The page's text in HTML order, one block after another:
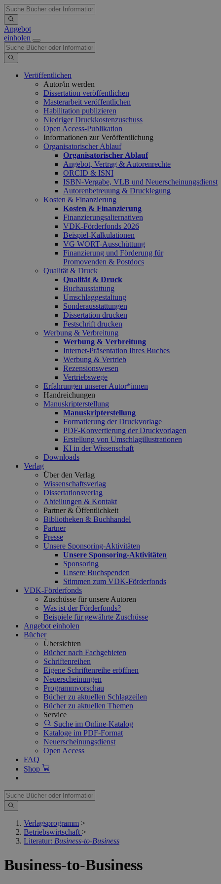
Angebot
einholen
Veröffentlichen
Autor/in werden
Dissertation veröffentlichen
Masterarbeit veröffentlichen
Habilitation publizieren
Niedriger Druckkostenzuschuss
Open Access-Publikation
Informationen zur Veröffentlichung
Organisatorischer Ablauf
Organisatorischer Ablauf
Angebot, Vertrag & Autorenrechte
ORCID & ISNI
ISBN-Vergabe, VLB und Neuerscheinungsdienst
Autorenbetreuung & Drucklegung
Kosten & Finanzierung
Kosten & Finanzierung
Finanzierungsalternativen
VDK-Förderfonds 2026
Beispiel-Kalkulationen
VG WORT-Ausschüttung
Finanzierung und Förderung für
Promovenden & Postdocs
Qualität & Druck
Qualität & Druck
Buchausstattung
Umschlaggestaltung
Sonderausstattungen
Dissertation drucken
Festschrift drucken
Werbung & Verbreitung
Werbung & Verbreitung
Internet-Präsentation Ihres Buches
Werbung & Vertrieb
Rezensionswesen
Vertriebswege
Erfahrungen unserer Autor*innen
Handreichungen
Manuskripterstellung
Manuskripterstellung
Formatierung der Druckvorlage
PDF-Konvertierung der Druckvorlagen
Erstellung von Umschlagillustrationen
KI in der Wissenschaft
Downloads
Verlag
Über den Verlag
Wissenschaftsverlag
Dissertationsverlag
Abteilungen & Kontakt
Partner & Öffentlichkeit
Bibliotheken & Buchhandel
Partner
Presse
Unsere Sponsoring-Aktivitäten
Unsere Sponsoring-Aktivitäten
Sponsoring
Unsere Buchspenden
Stimmen zum VDK-Förderfonds
VDK-Förderfonds
Zuschüsse für unsere Autoren
Was ist der Förderfonds?
Beispiele für gewährte Zuschüsse
Angebot einholen
Bücher
Übersichten
Bücher nach Fachgebieten
Schriftenreihen
Eigene Schriftenreihe eröffnen
Neuerscheinungen
Programmvorschau
Bücher zu aktuellen Schlagzeilen
Bücher zu aktuellen Themen
Service
Suche im Online-Katalog
Kataloge im PDF-Format
Neuerscheinungsdienst
Open Access
FAQ
Shop
Verlagsprogramm >
Betriebswirtschaft >
Literatur: Business-to-Business
Business-to-Business